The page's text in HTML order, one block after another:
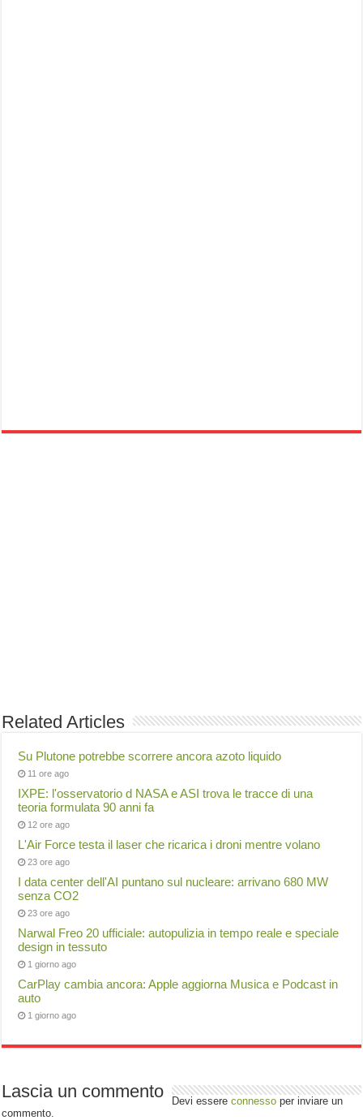
Related Articles
Su Plutone potrebbe scorrere ancora azoto liquido
11 ore ago
IXPE: l'osservatorio d NASA e ASI trova le tracce di una
teoria formulata 90 anni fa
12 ore ago
L'Air Force testa il laser che ricarica i droni mentre volano
23 ore ago
I data center dell'AI puntano sul nucleare: arrivano 680 MW
senza CO2
23 ore ago
Narwal Freo 20 ufficiale: autopulizia in tempo reale e speciale
design in tessuto
1 giorno ago
CarPlay cambia ancora: Apple aggiorna Musica e Podcast in
auto
1 giorno ago
Lascia un commento Devi essereconnesso per inviare un
commento.